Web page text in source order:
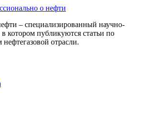
о нефти
– специализированный научно-
котором публикуются статьи по
отрасли.